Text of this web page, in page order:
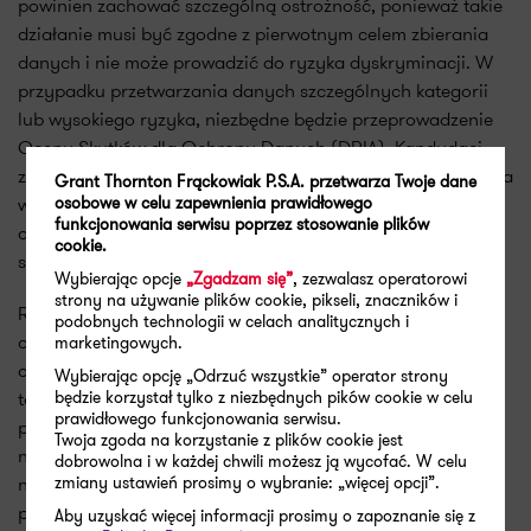
działanie musi być zgodne z pierwotnym celem zbierania
danych i nie może prowadzić do ryzyka dyskryminacji. W
przypadku przetwarzania danych szczególnych kategorii
lub wysokiego ryzyka, niezbędne będzie przeprowadzenie
Oceny Skutków dla Ochrony Danych (DPIA). Kandydaci
zachowują przy tym wszystkie prawa wynikające z RODO, a
w tym prawo dostępu, sprostowania, usunięcia danych,
ograniczenia ich przetwarzania, przenoszenia czy
sprzeciwu.
Rekrutacja w dobie RODO i nowych technologii wymaga
od pracodawców wyjątkowej ostrożności i świadomości
obowiązków prawnych. Z jednej strony narzędzia takie jak
testy psychologiczne, background screening czy AI mogą
pomóc w lepszym dopasowaniu kandydatów, z drugiej
niosą ryzyko nadmiernej ingerencji w prywatność i
naruszenia zasady minimalizacji danych. Kluczem
pozostaje równowaga: stosowanie nowoczesnych metod
Grant Thornton Frąckowiak P.S.A. przetwarza Twoje dane
osobowe w celu zapewnienia prawidłowego
funkcjonowania serwisu poprzez stosowanie plików
cookie.
Wybierając opcje„Zgadzam się”, zezwalasz operatorowi
strony na używanie plików cookie, pikseli, znaczników i
podobnych technologii w celach analitycznych i
marketingowych.
Wybierając opcję „Odrzuć wszystkie” operator strony
będzie korzystał tylko z niezbędnych pików cookie w celu
prawidłowego funkcjonowania serwisu.
Twoja zgoda na korzystanie z plików cookie jest
dobrowolna i w każdej chwili możesz ją wycofać. W celu
zmiany ustawień prosimy o wybranie: „więcej opcji”.
Aby uzyskać więcej informacji prosimy o zapoznanie się z